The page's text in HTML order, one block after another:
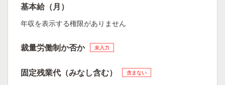
基本給（月）
年収を表示する権限がありません
裁量労働制か否か 未入力
固定残業代（みなし含む） 含まない